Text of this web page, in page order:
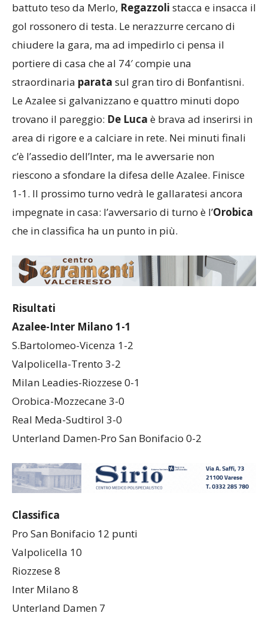
battuto teso da Merlo, Regazzoli stacca e insacca il
gol rossonero di testa. Le nerazzurre cercano di
chiudere la gara, ma ad impedirlo ci pensa il
portiere di casa che al 74′ compie una
straordinaria parata sul gran tiro di Bonfantisni.
Le Azalee si galvanizzano e quattro minuti dopo
trovano il pareggio: De Luca è brava ad inserirsi in
area di rigore e a calciare in rete. Nei minuti finali
c’è l’assedio dell’Inter, ma le avversarie non
riescono a sfondare la difesa delle Azalee. Finisce
1-1. Il prossimo turno vedrà le gallaratesi ancora
impegnate in casa: l’avversario di turno è l’Orobica
che in classifica ha un punto in più.
Risultati
Azalee-Inter Milano 1-1
S.Bartolomeo-Vicenza 1-2
Valpolicella-Trento 3-2
Milan Leadies-Riozzese 0-1
Orobica-Mozzecane 3-0
Real Meda-Sudtirol 3-0
Unterland Damen-Pro San Bonifacio 0-2
Classifica
Pro San Bonifacio 12 punti
Valpolicella 10
Riozzese 8
Inter Milano 8
Unterland Damen 7